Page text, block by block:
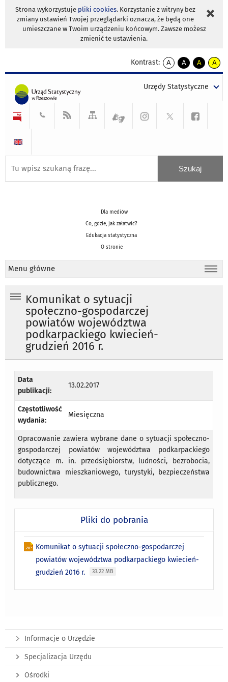
Strona wykorzystuje pliki cookies. Korzystanie z witryny bez
zmiany ustawień Twojej przeglądarki oznacza, że będą one
umieszczane w Twoim urządzeniu końcowym. Zawsze możesz
zmienić te ustawienia.
Kontrast:
A
kontrast
A
kontrast
tekst
czarnym
A
kontrast
tekst
czarnym
A
tekst
żółtym
Urzędy Statystyczne
Dla mediów
Co, gdzie, jak załatwić?
Edukacja statystyczna
O stronie
Menu główne
Komunikat o sytuacji
społeczno-gospodarczej
powiatów województwa
podkarpackiego kwiecień-
grudzień 2016 r.
Data
publikacji:
13.02.2017
Częstotliwość
wydania:
Miesięczna
Opracowanie zawiera wybrane dane o sytuacji społeczno-
gospodarczej powiatów województwa podkarpackiego
dotyczące m. in. przedsiębiorstw, ludności, bezrobocia,
budownictwa mieszkaniowego, turystyki, bezpieczeństwa
publicznego.
Pliki do pobrania
Komunikat o sytuacji społeczno-gospodarczej
powiatów województwa podkarpackiego kwiecień-
grudzień 2016 r.
33.22 MB
Informacje o Urzędzie
Specjalizacja Urzędu
Ośrodki